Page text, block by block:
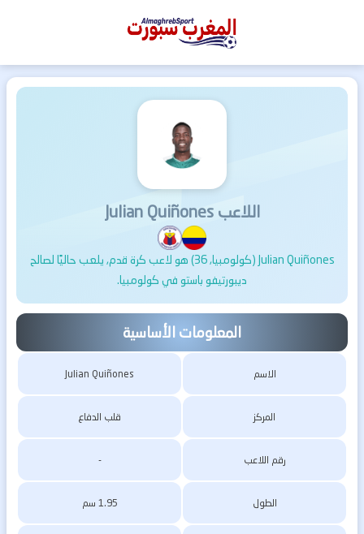
المغرب
اللاعب Julian Quiñones
Julian Quiñones (كولومبيا, 36) هو لاعب كرة قدم, يلعب حاليًا لصالح
ديبورتيفو باستو في كولومبيا.
المعلومات الأساسية
الاسم Julian Quiñones
المركز قلب الدفاع
رقم اللاعب -
الطول 1.95 سم